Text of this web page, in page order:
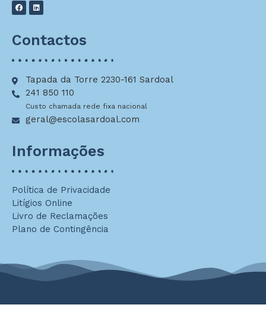
Contactos
Tapada da Torre 2230-161 Sardoal
241 850 110
Custo chamada rede fixa nacional
geral@escolasardoal.com
Informações
Política de Privacidade
Litígios Online
Livro de Reclamações
Plano de Contingência